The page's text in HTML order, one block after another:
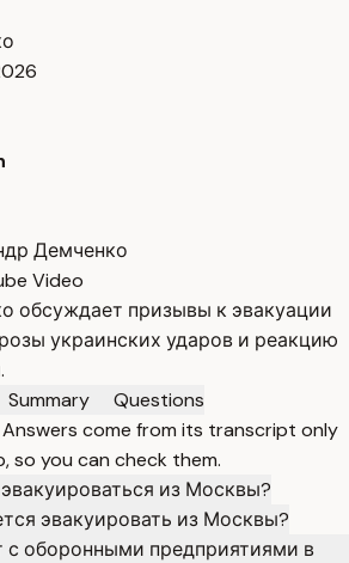
Демченко
Video
обсуждает призывы к эвакуации
украинских ударов и реакцию
Summary
Questions
come from its transcript only
so you can check them.
из Москвы?
эвакуировать из Москвы?
с оборонными предприятиями в